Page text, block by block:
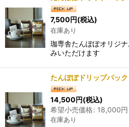
7,500円(税込)
在庫あり
珈専舎たんぽぽオリジ
みいただけます
たんぽぽドリップパッ
14,500円(税込)
希望小売価格: 18,000円
在庫あり